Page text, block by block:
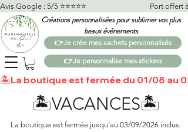
Créations personnalisées pour sublimer vos plus
beaux événements
👉Je crée mes sachets personnalisés
Avis Google : 5/5 ⭐️⭐️⭐️⭐️⭐️
👉Je personnalise mes stickers
🏝️La boutique est fermée du 01/08 au
🏝️VACANCES🏝️
La boutique est fermée jusqu'au 03/09/2026 inclus.